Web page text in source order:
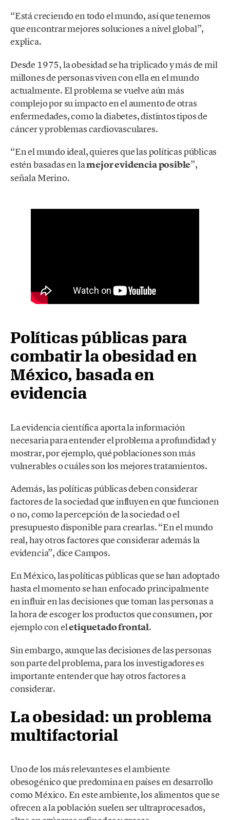
“Está creciendo en todo el mundo, así que tenemos
que encontrar mejores soluciones a nivel global”,
explica.
Desde 1975, la obesidad se ha triplicado y más de mil
millones de personas viven con ella en el mundo
actualmente. El problema se vuelve aún más
complejo por su impacto en el aumento de otras
enfermedades, como la diabetes, distintos tipos de
cáncer y problemas cardiovasculares.
“En el mundo ideal, quieres que las políticas públicas
estén basadas en lamejor evidencia posible”,
señala Merino.
Políticas públicas para
combatir la obesidad en
México, basada en
evidencia
La evidencia científica aporta la información
necesaria para entender el problema a profundidad y
mostrar, por ejemplo, qué poblaciones son más
vulnerables o cuáles son los mejores tratamientos.
Además, las políticas públicas deben considerar
factores de la sociedad que influyen en que funcionen
o no, como la percepción de la sociedad o el
presupuesto disponible para crearlas. “En el mundo
real, hay otros factores que considerar además la
evidencia”, dice Campos.
En México, las políticas públicas que se han adoptado
hasta el momento se han enfocado principalmente
en influir en las decisiones que toman las personas a
la hora de escoger los productos que consumen, por
ejemplo con eletiquetado frontal.
Sin embargo, aunque las decisiones de las personas
son parte del problema, para los investigadores es
importante entender que hay otros factores a
considerar.
La obesidad: un problema
multifactorial
Uno de los más relevantes es el ambiente
obesogénico que predomina en países en desarrollo
como México. En este ambiente, los alimentos que se
ofrecen a la población suelen ser ultraprocesados,